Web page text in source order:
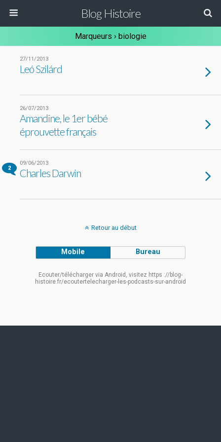
Blog Histoire
Marqueurs › biologie
27/11/2013
Leó Szilárd
26/07/2013
Amandine, le 1er bébé
éprouvette français
2
09/06/2013
Charles Darwin
Retour au début
Mobile Bureau
Ecouter/télécharger via Android, visitez https ://blog-
histoire.fr/ecoutertelecharger-les-podcasts-sur-android